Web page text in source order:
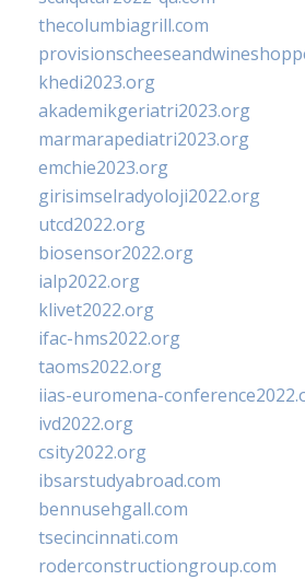
thecolumbiagrill.com
khedi2023.org
akademikgeriatri2023.org
marmarapediatri2023.org
emchie2023.org
girisimselradyoloji2022.org
utcd2022.org
biosensor2022.org
ialp2022.org
klivet2022.org
ifac-hms2022.org
taoms2022.org
iias-euromena-
ivd2022.org
csity2022.org
ibsarstudyabroad.com
bennusehgall.com
tsecincinnati.com
roderconstructiongroup.com